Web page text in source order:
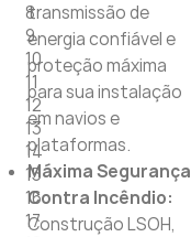
8
9
10
11
12
13
14
15
16
17
transmissão de
energia confiável e
proteção máxima
para sua instalação
em navios e
plataformas.
Máxima Segurança
Contra Incêndio:
Construção LSOH,